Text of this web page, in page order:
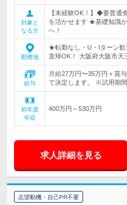
対象と
なる方
【未経験OK！】◆要普通
を活かせます ★基礎知識
へ！
勤務地
★転勤なし・U・Iターン
直帰OK！ 大阪府大阪市天
給与
月給27万円〜35万円＋賞
て決定します。 ※試用期
初年度
年収
400万円～530万円
求人詳細を見る
志望動機・自己PR不要